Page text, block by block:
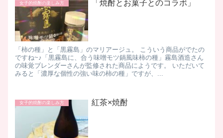
女子的焼酎の楽しみ方 「焼酎とお菓子とのコラボ」
「柿の種」と「黒霧島」のマリアージュ。 こういう商品がでたの
ですね~♪「黒霧島に、合う味噌モツ鍋風味柿の種」霧島酒造さん
の味覚ブレンダーさんが監修された商品にようです。 いただいて
みると「濃厚な個性の強い味の柿の種」ですが、...
女子的焼酎の楽しみ方 紅茶×焼酎